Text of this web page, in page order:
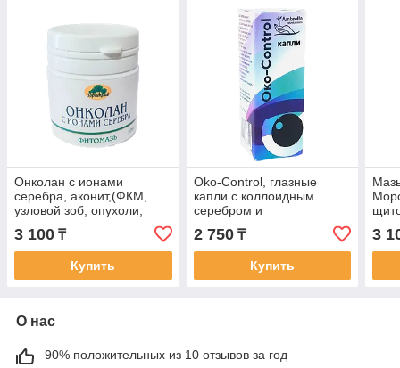
Онколан с ионами
серебра, аконит,(ФКМ,
узловой зоб, опухоли,
3 100 ₸
Купить
Oko-Control, глазные
капли с коллоидным
серебром и
растениями, 100%
натуральный комплекс,
2 750₸
Купить
3
О нас
90% положительных из 10 отзывов за год